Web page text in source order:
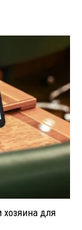
хозяина для